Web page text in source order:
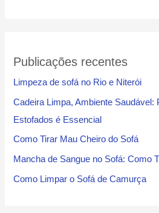
Publicações recentes
Limpeza de sofá no Rio e Niterói
Cadeira Limpa, Ambiente Saudável:
Estofados é Essencial
Como Tirar Mau Cheiro do Sofá
Mancha de Sangue no Sofá: Como
Como Limpar o Sofá de Camurça